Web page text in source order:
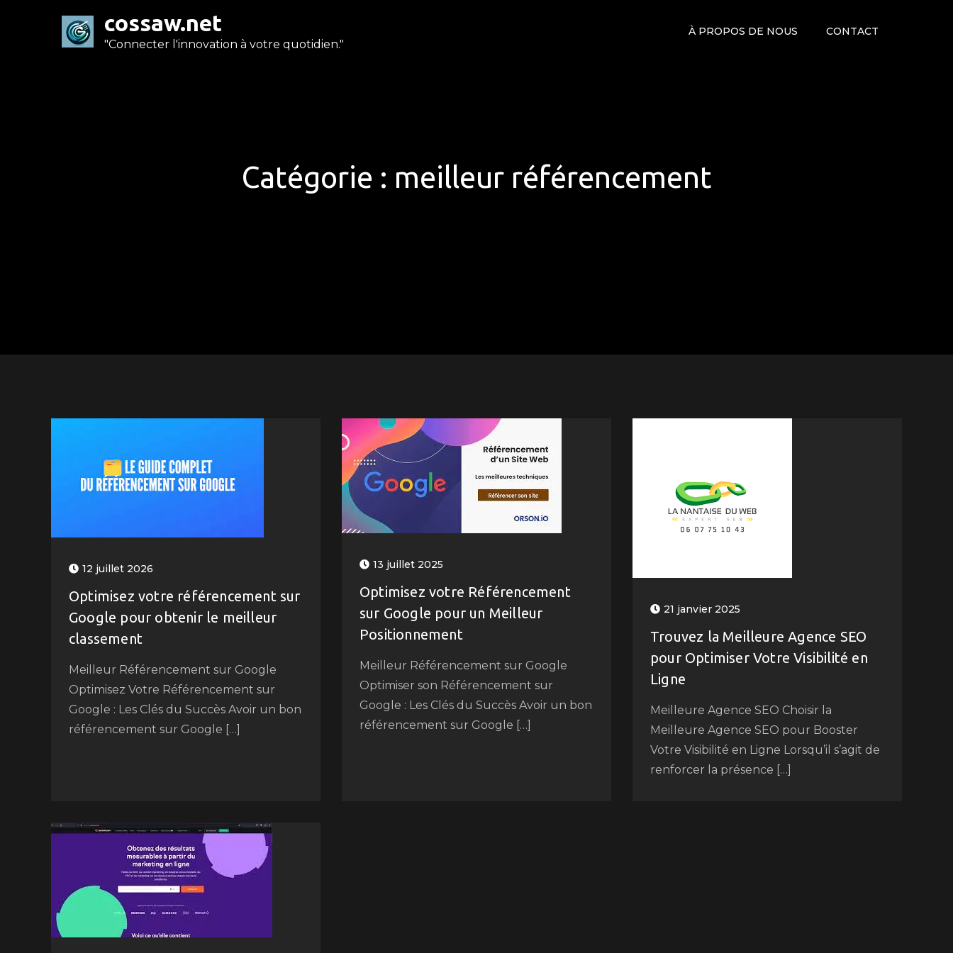
cossaw.net
"Connecter l'innovation à votre quotidien."
À PROPOS DE NOUS CONTACT
Catégorie : meilleur référencement
12 juillet 2026
Optimisez votre référencement sur
Google pour obtenir le meilleur
classement
Meilleur Référencement sur Google
Optimisez Votre Référencement sur
Google : Les Clés du Succès Avoir un bon
référencement sur Google […]
13 juillet 2025
Optimisez votre Référencement
sur Google pour un Meilleur
Positionnement
Meilleur Référencement sur Google
Optimiser son Référencement sur
Google : Les Clés du Succès Avoir un bon
référencement sur Google […]
21 janvier 2025
Trouvez la Meilleure Agence SEO
pour Optimiser Votre Visibilité en
Ligne
Meilleure Agence SEO Choisir la
Meilleure Agence SEO pour Booster
Votre Visibilité en Ligne Lorsqu’il s’agit de
renforcer la présence […]